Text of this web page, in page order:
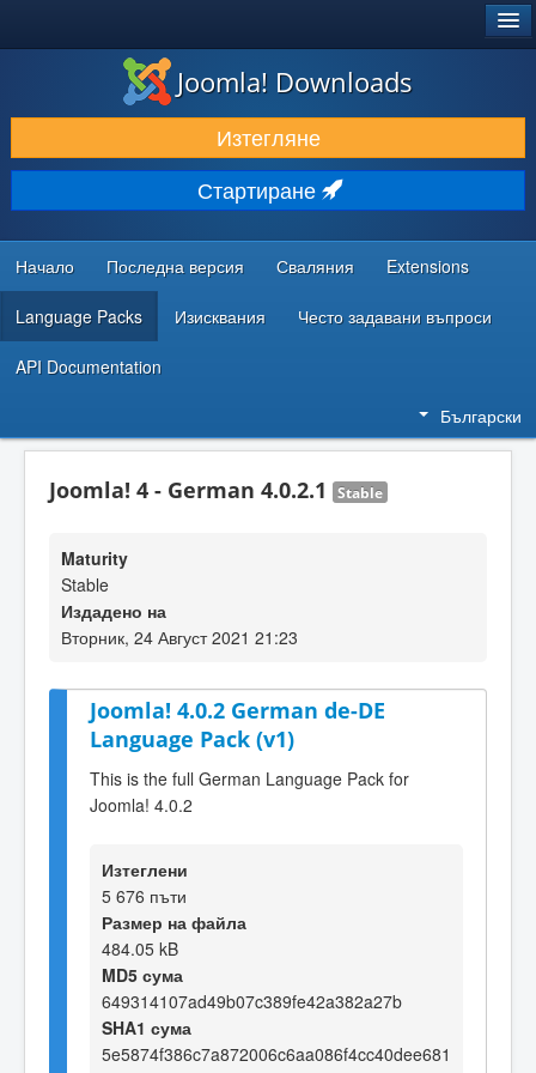
ИЗТЕГЛЯНЕ & РАЗШИРЯВАНЕ
ОТКРИВАЙТЕ & УЧЕТЕ
ОБЩНОСТ & ПОДДРЪЖКА
РЕСУРСИ ЗА РАЗРАБОТКА
Joomla! Downloads
Изтегляне
Стартиране
Начало Последна версия Сваляния Extensions
Language Packs Изисквания Често задавани въпроси
API Documentation
Български
Joomla! 4 - German 4.0.2.1 Stable
Maturity
Stable
Издадено на
Вторник, 24 Август 2021 21:23
Joomla! 4.0.2 German de-DE
Language Pack (v1)
This is the full German Language Pack for
Joomla! 4.0.2
Изтеглени
5 676 пъти
Размер на файла
484.05 kB
MD5 сума
649314107ad49b07c389fe42a382a27b
SHA1 сума
5e5874f386c7a872006c6aa086f4cc40dee681